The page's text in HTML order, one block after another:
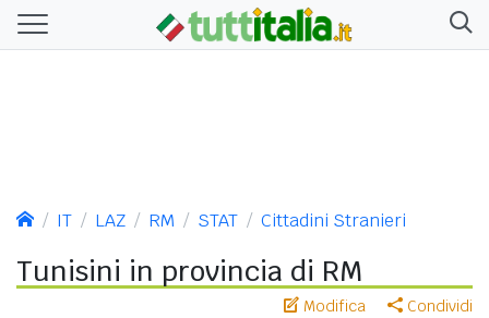
IT LAZ RM STAT Cittadini Stranieri
Tunisini in provincia di RM
Modifica Condividi